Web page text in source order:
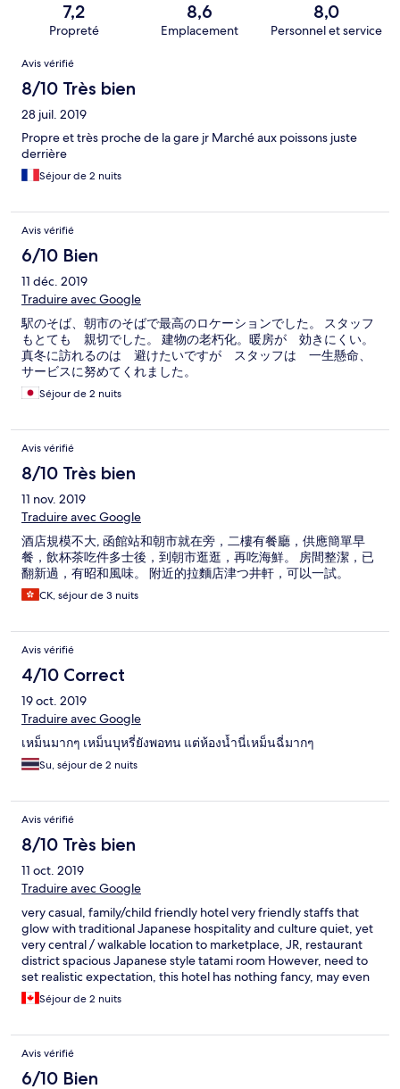
7,2
Propreté
8,6
Emplacement
8,0
Personnel et service
Avis
Avis vérifié
8/10 Très bien
28 juil. 2019
Propre et très proche de la gare jr Marché aux poissons juste
derrière
Séjour de 2 nuits
Avis vérifié
6/10 Bien
11 déc. 2019
Traduire avec Google
駅のそば、朝市のそばで最高のロケーションでした。 スタッフ
もとても 親切でした。 建物の老朽化。暖房が 効きにくい。
真冬に訪れるのは 避けたいですが スタッフは 一生懸命、
サービスに努めてくれました。
Séjour de 2 nuits
Avis vérifié
8/10 Très bien
11 nov. 2019
Traduire avec Google
酒店規模不大, 函館站和朝市就在旁，二樓有餐廳，供應簡單早
餐，飲杯茶吃件多士後，到朝市逛逛，再吃海鮮。 房間整潔，已
翻新過，有昭和風味。 附近的拉麵店津つ井軒，可以一試。
CK, séjour de 3 nuits
Avis vérifié
4/10 Correct
19 oct. 2019
Traduire avec Google
เหม็นมากๆ​ เหม็นบุหรี่ยังพอทน​ แต่ห้องน้ำนี่เหม็นฉี่มากๆ
Su, séjour de 2 nuits
Avis vérifié
8/10 Très bien
11 oct. 2019
Traduire avec Google
very casual, family/child friendly hotel very friendly staffs that
glow with traditional Japanese hospitality and culture quiet, yet
very central / walkable location to marketplace, JR, restaurant
district spacious Japanese style tatami room However, need to
set realistic expectation, this hotel has nothing fancy, may even
be dated to some people
Séjour de 2 nuits
Avis vérifié
6/10 Bien